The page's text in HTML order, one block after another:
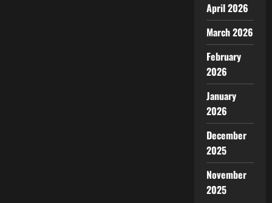
April 2026
March 2026
February
2026
January
2026
December
2025
November
2025